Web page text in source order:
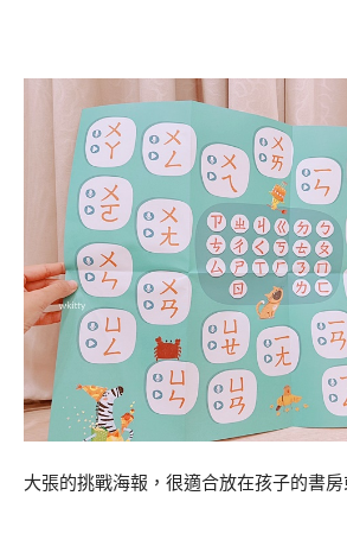
大張的挑戰海報，很適合放在孩子的書